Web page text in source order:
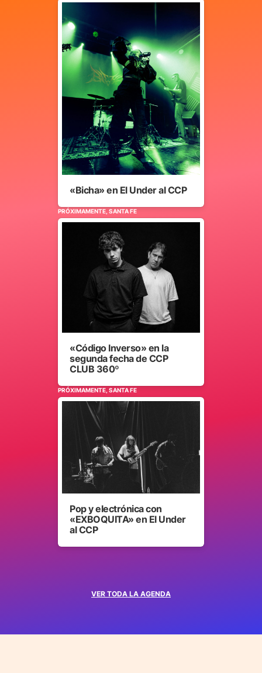
VER TODA LA AGENDA
«Bicha» en El Under al CCP
PRÓXIMAMENTE, SANTA FE
«Código Inverso» en la
segunda fecha de CCP
CLUB 360º
PRÓXIMAMENTE, SANTA FE
Pop y electrónica con
«EXBOQUITA» en El Under
al CCP